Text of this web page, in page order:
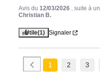
Avis du12/03/2026 , suite à
Christian B.
Utile(1) Signaler
1 2 3